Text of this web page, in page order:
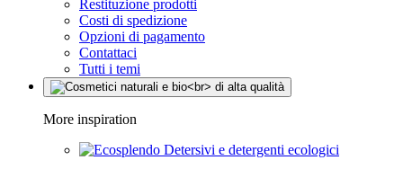
Restituzione prodotti
Costi di spedizione
Opzioni di pagamento
Contattaci
Tutti i temi
More inspiration
Detersivi e detergenti ecologici